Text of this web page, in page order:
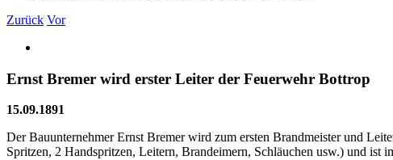
Zurück Vor
Ernst Bremer wird erster Leiter der Feuerwehr Bottrop
15.09.1891
Der Bauunternehmer Ernst Bremer wird zum ersten Brandmeister und
Spritzen, 2 Handspritzen, Leitern, Brandeimern, Schläuchen usw.) und ist